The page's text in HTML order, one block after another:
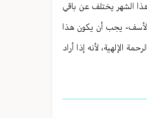
الشهر يختلف عن باقي
الأسف- يجب أن يكون هذا
الإلهية، لأنه إذا أراد